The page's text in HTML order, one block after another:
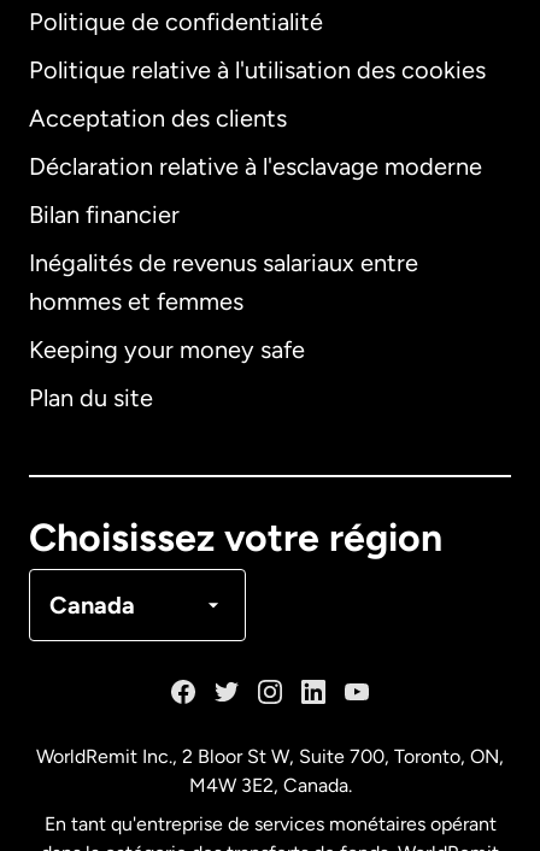
Politique de confidentialité
Politique relative à l'utilisation des cookies
Acceptation des clients
Déclaration relative à l'esclavage moderne
Bilan financier
Inégalités de revenus salariaux entre
hommes et femmes
Keeping your money safe
Plan du site
Choisissez votre région
Canada
International
Allemagne
Français
WorldRemit Inc., 2 Bloor St W, Suite 700, Toronto, ON,
M4W 3E2, Canada.
En tant qu'entreprise de services monétaires opérant